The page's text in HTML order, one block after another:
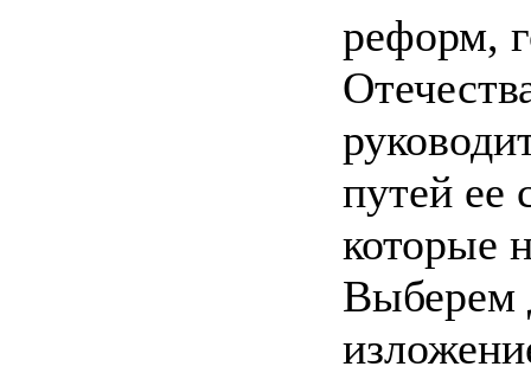
реформ,
путей ее
которые
Выберем